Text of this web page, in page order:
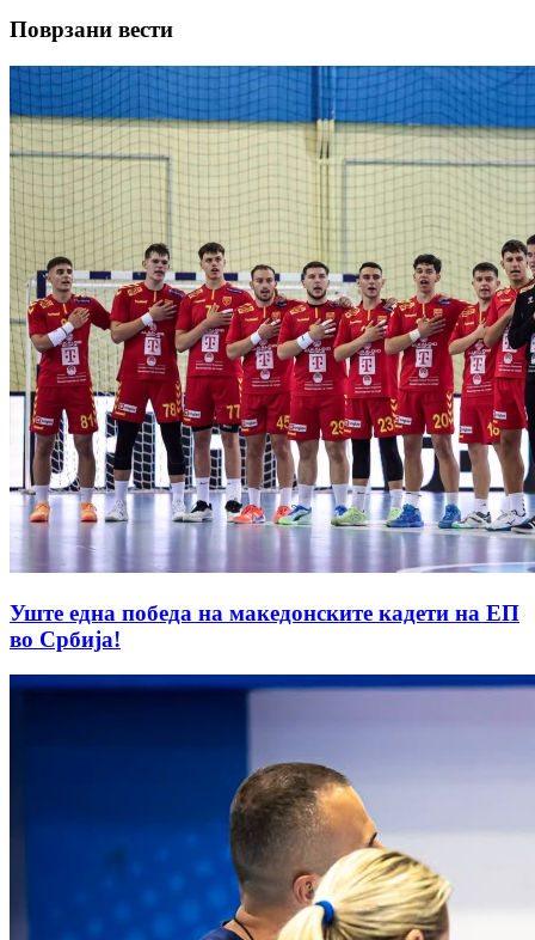
Поврзани вести
Уште една победа на македонските кадети на ЕП
во Србија!